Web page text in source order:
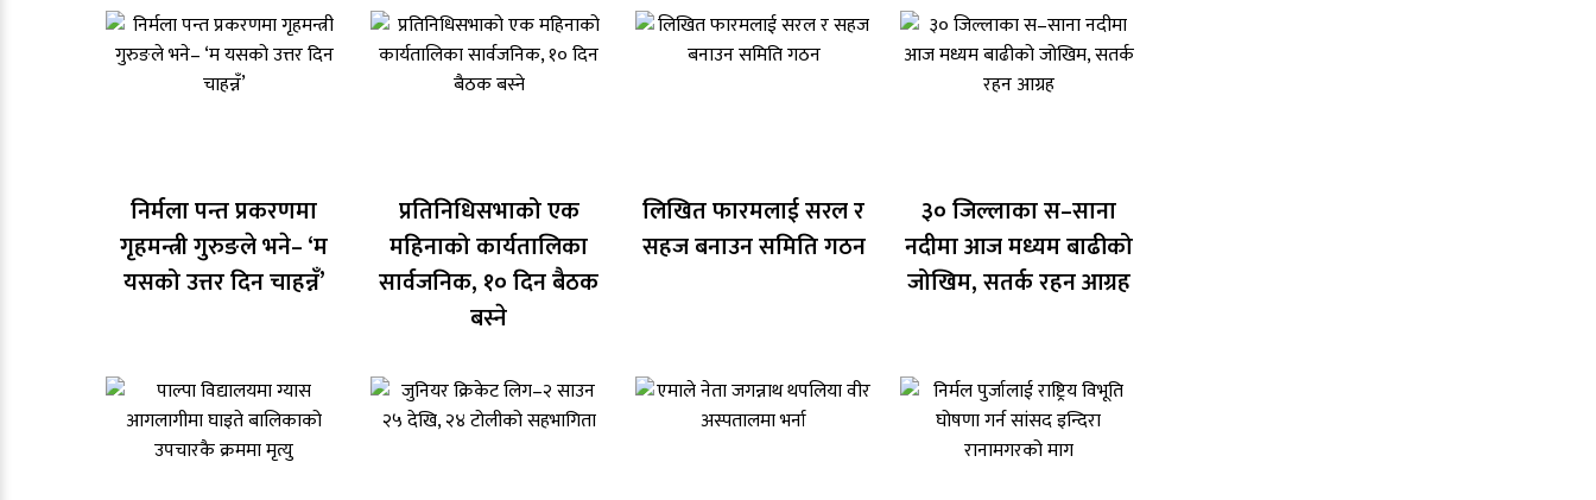
निर्मला पन्त प्रकरणमा
गृहमन्त्री गुरुङले भने– ‘म
यसको उत्तर दिन चाहन्नँ’
प्रतिनिधिसभाको एक
महिनाको कार्यतालिका
सार्वजनिक, १० दिन बैठक
बस्ने
लिखित फारमलाई सरल र
सहज बनाउन समिति गठन
३० जिल्लाका स–साना
नदीमा आज मध्यम बाढीको
जोखिम, सतर्क रहन आग्रह